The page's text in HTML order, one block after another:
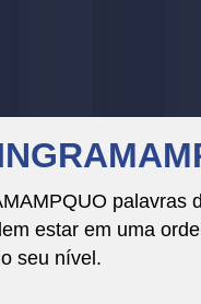
palavras
estar em uma
seu nível.